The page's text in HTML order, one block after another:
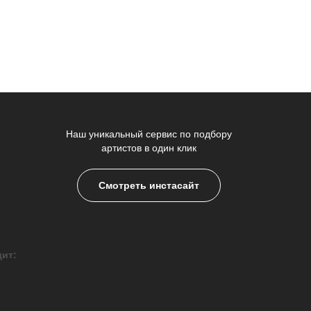
Наш уникальный сервис по подбору
артистов в один клик
Смотреть инстасайт